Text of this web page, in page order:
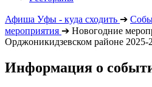
Афиша Уфы - куда сходить ➔
мероприятия ➔ Новогодние
Орджоникидзевском районе 2025-
Информация о